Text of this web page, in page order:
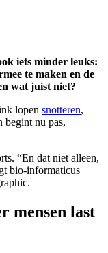
iets minder leuks:
te maken en de
wat juist niet?
lopen snotteren,
begint nu pas,
“En dat niet alleen,
bio-informaticus
mensen last